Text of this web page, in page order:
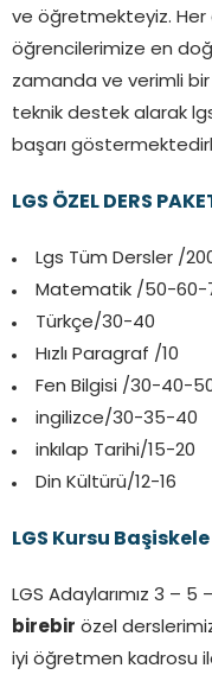
ve öğretmekteyiz. Her
öğrencilerimize en
zamanda ve verimli
teknik destek alarak
başarı
LGS ÖZEL DERS
Lgs Tüm Dersler /
Matematik /50-60-
Türkçe/30-40
Hızlı Paragraf /10
Fen Bilgisi /30-40-
ingilizce/30-35-40
inkılap Tarihi/15-20
Din Kültürü/12-16
LGS Kursu
LGS Adaylarımız 3 – 5
birebir özel
iyi öğretmen kadrosu